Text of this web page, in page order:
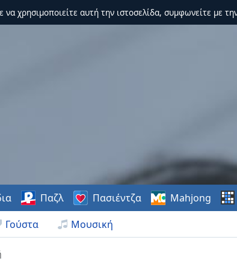
να χρησιμοποιείτε αυτή την ιστοσελίδα, συμφωνείτε με
Γούστα Μουσική
Παζλ Πασιέντζα Mahjong